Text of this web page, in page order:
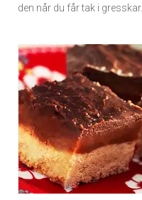
den når du får tak i gresskar.